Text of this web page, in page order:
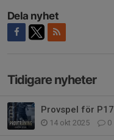
Dela nyhet
Tidigare nyheter
Provspel för P17
14 okt 2025 0